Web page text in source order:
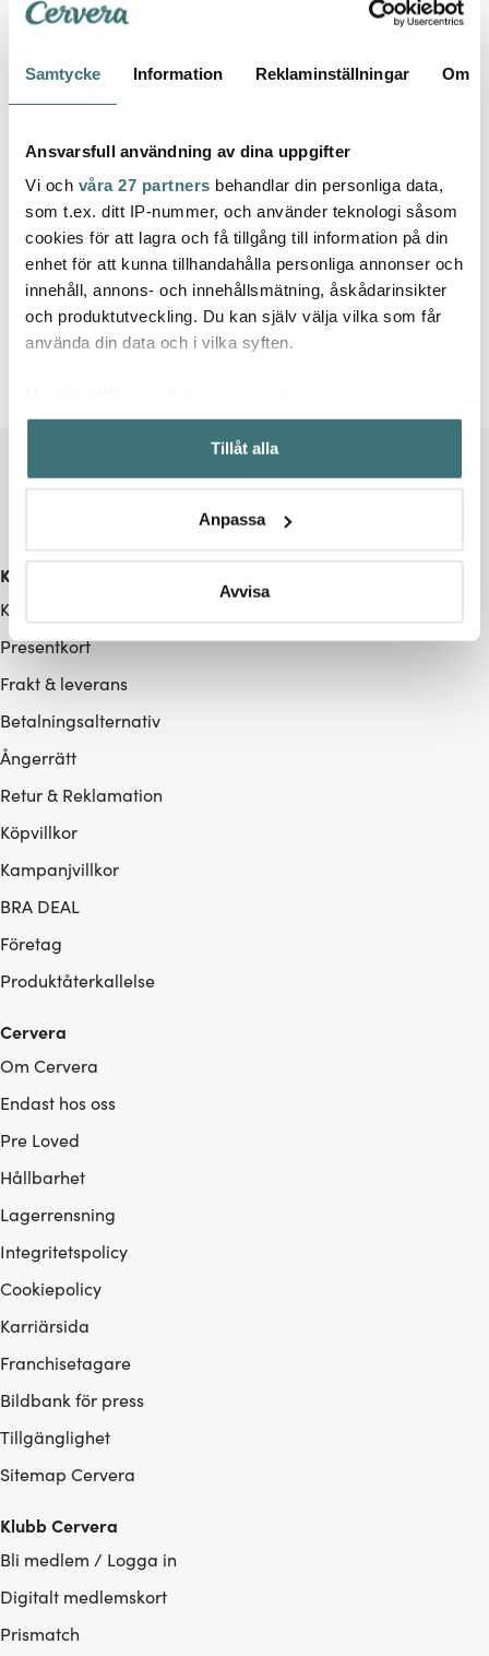
Samtycke Information Reklaminställningar Om
Ansvarsfull användning av dina uppgifter
Vi och våra 27 partners behandlar din personliga data,
som t.ex. ditt IP-nummer, och använder teknologi såsom
cookies för att lagra och få tillgång till information på din
enhet för att kunna tillhandahålla personliga annonser och
innehåll, annons- och innehållsmätning, åskådarinsikter
och produktutveckling. Du kan själv välja vilka som får
använda din data och i vilka syften.
Samla in information om din geografiska plats som
kan ha en noggrannhet på upp till flera meter
Identifiera din enhet genom att aktivt skanna den för
Ta reda på mer om hur dina personliga uppgifter
Du kan ändra eller dra tillbaka ditt samtycke när som
ska anpassas efter det som vi tror att du tycker om. Det
gör också att vi kan analysera vår trafik och göra
som du vill dela med dig av.
Tillåt alla
Anpassa
Avvisa
G.R.Y.M grundandes 2012-09-14 med målet att förse kök
och hem med teknik- och materialfokuserad nordisk
design till ärliga priser. Tillsammans med den unga
nordiska designerduon Carl & Carl har ett mycket enkelt
med effektivt designsystem arbetats fram. Systemet
bygger på de tre grundläggande formerna - kvadraten,
cirkeln och triangeln. Övergången mellan dessa tre
former skapar konturer, volym och i slutändan produkter
Kundservice
Kontakta oss / FAQ
Presentkort
Frakt & leverans
Betalningsalternativ
Ångerrätt
Retur & Reklamation
Köpvillkor
Kampanjvillkor
BRA DEAL
Företag
Produktåterkallelse
Cervera
Om Cervera
Endast hos oss
Pre Loved
Hållbarhet
Lagerrensning
Integritetspolicy
Cookiepolicy
Karriärsida
Franchisetagare
Bildbank för press
Tillgänglighet
Sitemap Cervera
Klubb Cervera
Bli medlem / Logga in
Digitalt medlemskort
Prismatch